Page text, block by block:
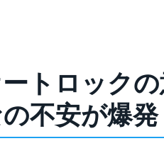
ートロック
不安が爆発